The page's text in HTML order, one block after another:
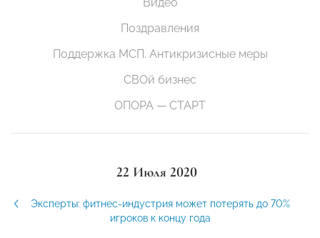
Поздравления
Поддержка МСП. Антикризисные меры
СВОй бизнес
ОПОРА — СТАРТ
22 Июля 2020
Эксперты: фитнес-индустрия может потерять до 70%
игроков к концу года